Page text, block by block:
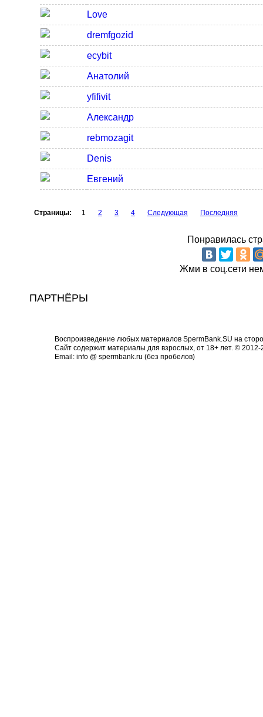
Love
dremfgozid
ecybit
Анатолий
yfifivit
Александр
rebmozagit
Denis
Евгений
Страницы: 1 2 3 4 Следующая Последняя
Понравилась
Жми в соц.сети
ПАРТНЁРЫ
Воспроизведение любых материалов SpermBank.SU на
Сайт содержит материалы для взрослых, от 18+ лет. ©
Email: info @ spermbank.ru (без пробелов)